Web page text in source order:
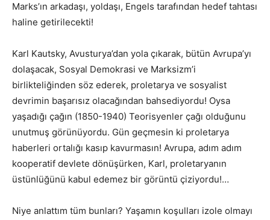
Marks’ın arkadaşı, yoldaşı, Engels tarafından hedef tahtası
haline getirilecekti!
Karl Kautsky, Avusturya’dan yola çıkarak, bütün Avrupa’yı
dolaşacak, Sosyal Demokrasi ve Marksizm’i
birlikteliğinden söz ederek, proletarya ve sosyalist
devrimin başarısız olacağından bahsediyordu! Oysa
yaşadığı çağın (1850-1940) Teorisyenler çağı olduğunu
unutmuş görünüyordu. Gün geçmesin ki proletarya
haberleri ortalığı kasıp kavurmasın! Avrupa, adım adım
kooperatif devlete dönüşürken, Karl, proletaryanın
üstünlüğünü kabul edemez bir görüntü çiziyordu!…
Niye anlattım tüm bunları? Yaşamın koşulları izole olmayı